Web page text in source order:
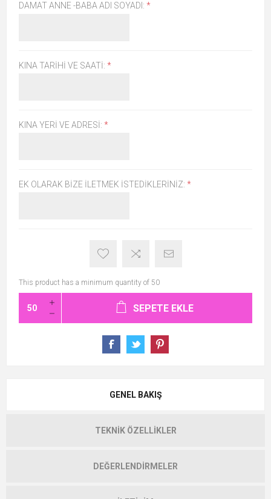
DAMAT ANNE -BABA ADI SOYADI: *
KINA TARIHI VE SAATI: *
KINA YERI VE ADRESI: *
EK OLARAK BIZE İLETMEK İSTEDIKLERINIZ: *
This product has a minimum quantity of 50
SEPETE EKLE
GENEL BAKIŞ
TEKNIK ÖZELLIKLER
DEĞERLENDIRMELER